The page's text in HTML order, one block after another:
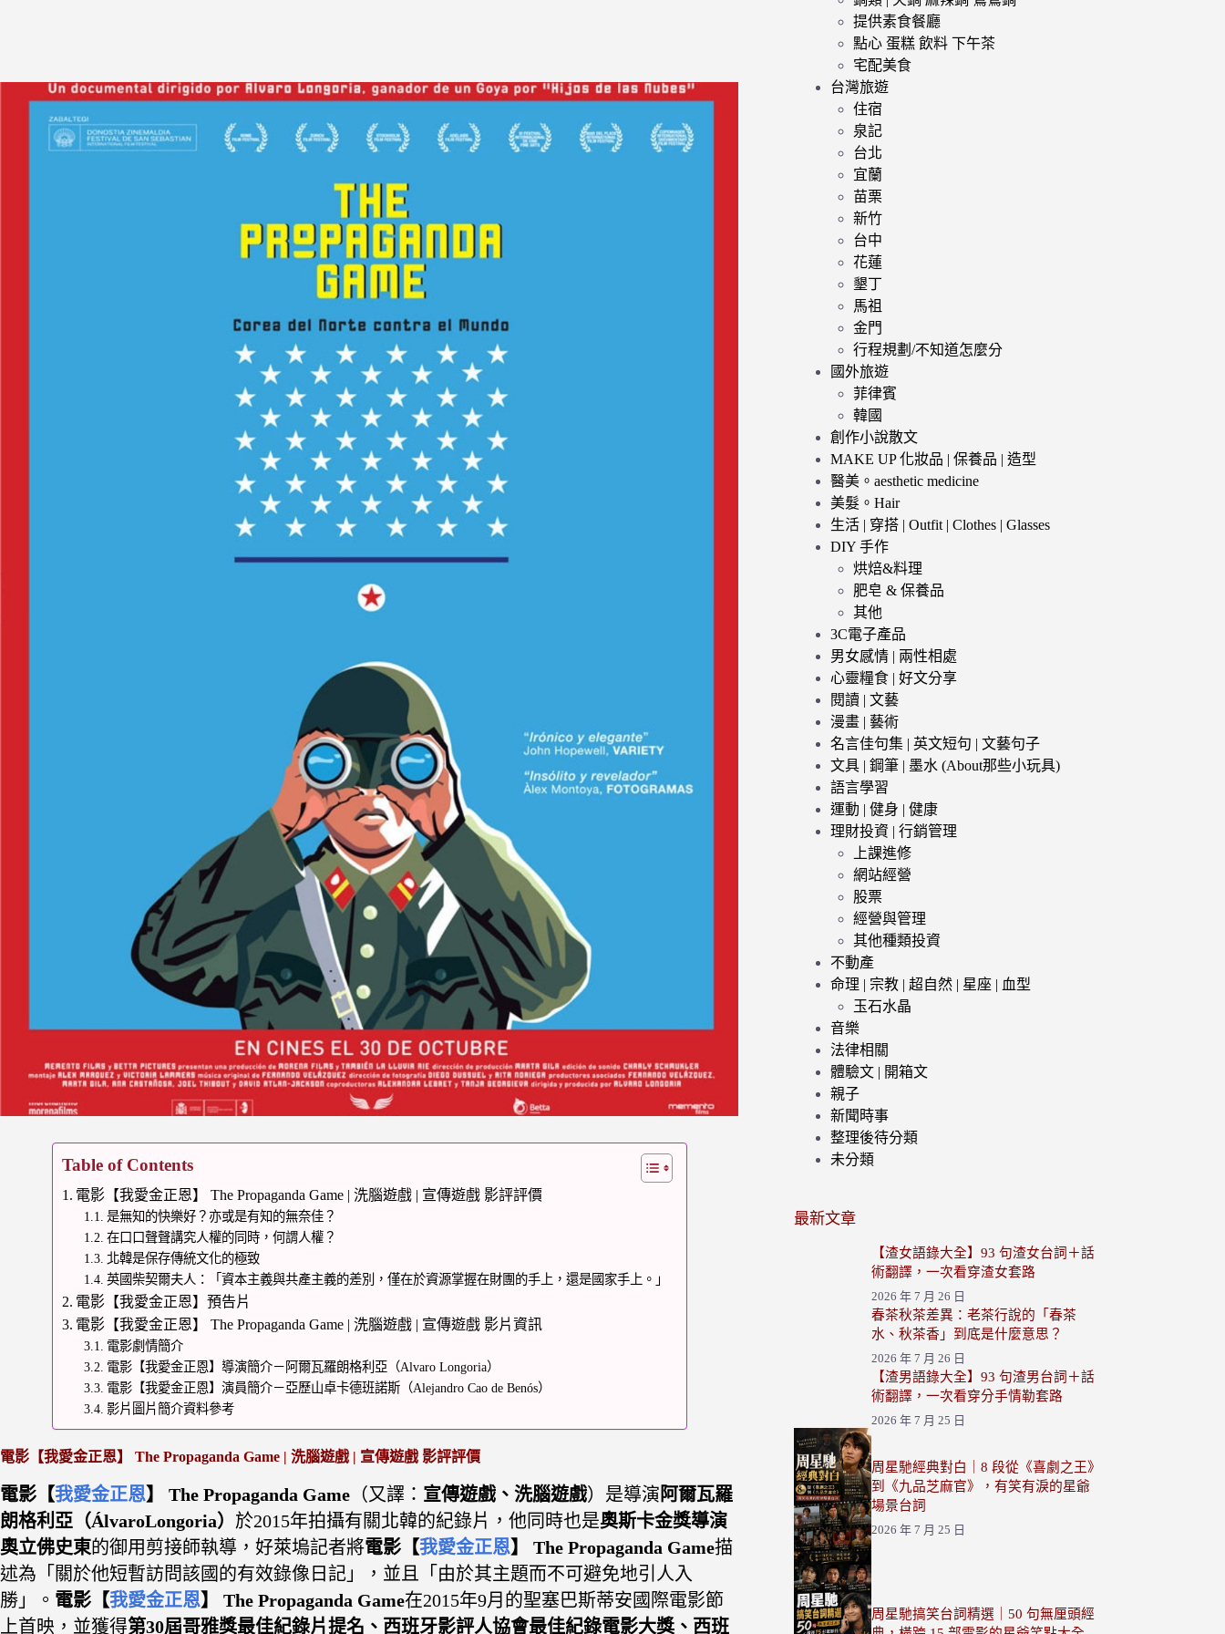
Table of Contents
電影【我愛金正恩】 The Propaganda Game | 洗腦遊戲 | 宣傳遊戲 影評評價
是無知的快樂好？亦或是有知的無奈佳？
在口口聲聲講究人權的同時，何謂人權？
北韓是保存傳統文化的極致
英國柴契爾夫人：「資本主義與共產主義的差別，僅在於資源掌握在財團的手上，還是國家手上。」
電影【我愛金正恩】預告片
電影【我愛金正恩】 The Propaganda Game | 洗腦遊戲 | 宣傳遊戲 影片資訊
電影劇情簡介
電影【我愛金正恩】導演簡介－阿爾瓦羅朗格利亞（Alvaro Longoria）
電影【我愛金正恩】演員簡介－亞歷山卓卡德班諾斯（Alejandro Cao de Benós）
影片圖片簡介資料參考
電影【我愛金正恩】 The Propaganda Game | 洗腦遊戲 | 宣傳遊戲 影評評價
電影【我愛金正恩】 The Propaganda Game （又譯： 宣傳遊戲、洗腦遊戲）是導演阿爾瓦羅
朗格利亞 （ÁlvaroLongoria） 於2015年拍攝有關北韓的紀錄片，他同時也是奧斯卡金獎導演
奧立佛史東的御用剪接師執導， 好萊塢記者將電影【我愛金正恩】 The Propaganda Game描
述為「關於他短暫訪問該國的有效錄像日記」，並且「由於其主題而不可避免地引人入
勝」。 電影【我愛金正恩】 The Propaganda Game在2015年9月的聖塞巴斯蒂安國際電影節
上首映，並獲得第30屆哥雅獎最佳紀錄片提名、西班牙影評人協會最佳紀錄電影大獎、西班
提供素食餐廳
點心 蛋糕 飲料 下午茶
宅配美食
台灣旅遊
住宿
泉記
台北
宜蘭
苗栗
新竹
台中
花蓮
墾丁
馬祖
金門
行程規劃/不知道怎麼分
國外旅遊
菲律賓
韓國
創作小說散文
MAKE UP 化妝品 | 保養品 | 造型
醫美。aesthetic medicine
美髮。Hair
生活 | 穿搭 | Outfit | Clothes | Glasses
DIY 手作
烘焙&料理
肥皂 & 保養品
其他
3C電子產品
男女感情 | 兩性相處
心靈糧食 | 好文分享
閱讀 | 文藝
漫畫 | 藝術
名言佳句集 | 英文短句 | 文藝句子
文具 | 鋼筆 | 墨水 (About那些小玩具)
語言學習
運動 | 健身 | 健康
理財投資 | 行銷管理
上課進修
網站經營
股票
經營與管理
其他種類投資
不動產
命理 | 宗教 | 超自然 | 星座 | 血型
玉石水晶
音樂
法律相關
體驗文 | 開箱文
親子
新聞時事
整理後待分類
未分類
最新文章
【渣女語錄大全】93 句渣女台詞＋話
術翻譯，一次看穿渣女套路
2026 年 7 月 26 日
春茶秋茶差異：老茶行說的「春茶
水、秋茶香」到底是什麼意思？
2026 年 7 月 26 日
【渣男語錄大全】93 句渣男台詞＋話
術翻譯，一次看穿分手情勒套路
2026 年 7 月 25 日
周星馳經典對白｜8 段從《喜劇之王》
到《九品芝麻官》，有笑有淚的星爺
場景台詞
2026 年 7 月 25 日
周星馳搞笑台詞精選｜50 句無厘頭經